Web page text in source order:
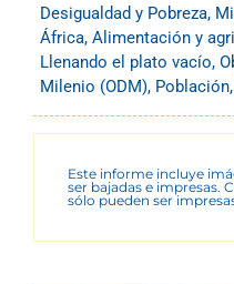
Desigualdad y Pobreza,
África, Alimentación y
Llenando el plato vacío,
Milenio (ODM), Población,
Este informe incluye
ser bajadas e impresas.
sólo pueden ser